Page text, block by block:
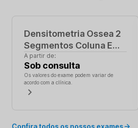
Densitometria Ossea 2
Segmentos Coluna E
Femur
A partir de:
Sob consulta
Os valores do exame podem variar de
acordo com a clínica.
Confira todos os nossos exames